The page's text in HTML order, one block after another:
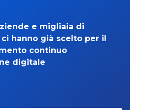
e migliaia di
hanno già scelto per il
continuo
digitale